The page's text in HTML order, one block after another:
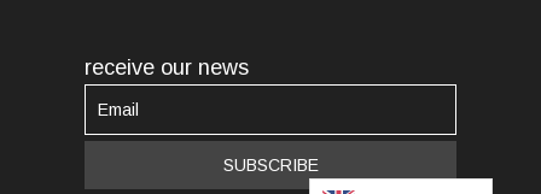
receive our news